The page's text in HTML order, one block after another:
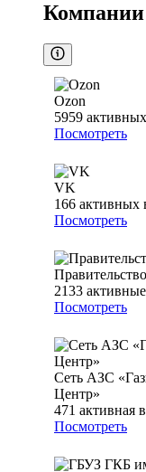
Компании
Ozon
5959
Посмотреть
VK
166 активных
Посмотреть
2133
Посмотреть
Сеть АЗС
Центр»
471 активная
Посмотреть